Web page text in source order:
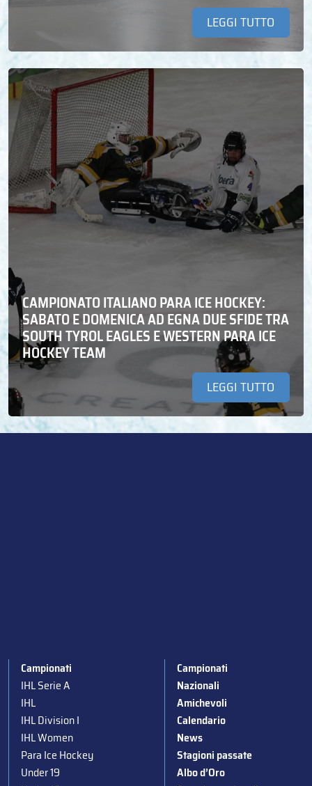
LEGGI TUTTO
CAMPIONATO ITALIANO PARA ICE HOCKEY:
SABATO E DOMENICA AD EGNA DUE SFIDE TRA
SOUTH TYROL EAGLES E WESTERN PARA ICE
HOCKEY TEAM
LEGGI TUTTO
Campionati
IHL Serie A
IHL
IHL Division I
IHL Women
Para Ice Hockey
Under 19
Campionati
Nazionali
Amichevoli
Calendario
News
Stagioni passate
Albo d’Oro